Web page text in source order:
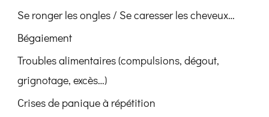
Se ronger les ongles / Se caresser les cheveux…
Bégaiement
Troubles alimentaires (compulsions, dégout,
grignotage, excès…)
Crises de panique à répétition